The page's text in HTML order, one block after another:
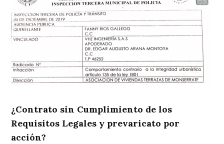
¿Contrato sin Cumplimiento de los
Requisitos Legales y prevaricato por
acción?